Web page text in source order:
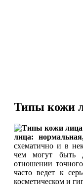
Типы кожи
лица:
схематично и в
чем могут быть
отношении
часто ведет к
косметическом и